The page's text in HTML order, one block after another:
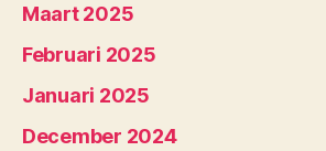
Maart 2025
Februari 2025
Januari 2025
December 2024